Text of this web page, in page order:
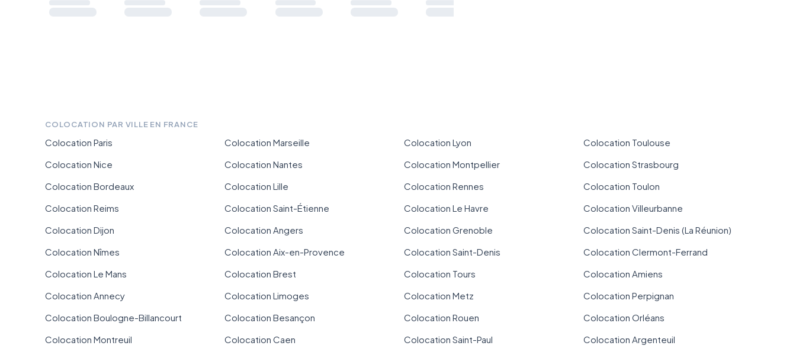
COLOCATION PAR VILLE EN FRANCE
Colocation Paris Colocation Marseille Colocation Lyon
Colocation Toulouse
Colocation Nice
Colocation Nantes Colocation Montpellier
Colocation Strasbourg
Colocation Bordeaux
Colocation Lille Colocation Rennes
Colocation Toulon
Colocation Reims
Colocation Saint-Étienne Colocation Le Havre
Colocation Villeurbanne
Colocation Dijon
Colocation Angers Colocation Grenoble
Colocation Saint-Denis (La Réunion)
Colocation Nîmes
Colocation Aix-en-Provence Colocation Saint-Denis
Colocation Clermont-Ferrand
Colocation Le Mans
Colocation Brest Colocation Tours
Colocation Amiens
Colocation Annecy
Colocation Limoges Colocation Metz
Colocation Perpignan
Colocation Boulogne-Billancourt
Colocation Besançon Colocation Rouen
Colocation Orléans
Colocation Montreuil
Colocation Caen Colocation Saint-Paul
Colocation Argenteuil